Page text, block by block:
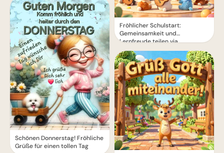
Schönen Donnerstag! Fröhliche
Grüße für einen tollen Tag
Fröhlicher Schulstart:
Gemeinsamkeit und
Lernfreude teilen via
WhatsApp!